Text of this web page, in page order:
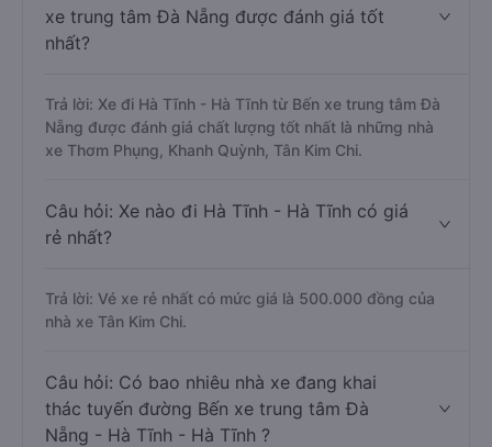
xe trung tâm Đà Nẵng được đánh giá tốt
nhất?
Trả lời: Xe đi Hà Tĩnh - Hà Tĩnh từ Bến xe trung tâm Đà
Nẵng được đánh giá chất lượng tốt nhất là những nhà
xe Thơm Phụng, Khanh Quỳnh, Tân Kim Chi.
Câu hỏi: Xe nào đi Hà Tĩnh - Hà Tĩnh có giá
rẻ nhất?
Trả lời: Vé xe rẻ nhất có mức giá là 500.000 đồng của
nhà xe Tân Kim Chi.
Câu hỏi: Có bao nhiêu nhà xe đang khai
thác tuyến đường Bến xe trung tâm Đà
Nẵng - Hà Tĩnh - Hà Tĩnh ?